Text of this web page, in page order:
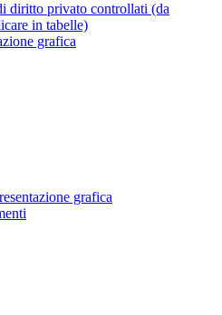
diritto privato controllati (da
in tabelle)
grafica
grafica